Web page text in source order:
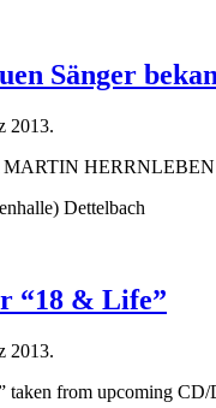
Sänger
2013.
HERRNLEBEN
Dettelbach
“18 & Life”
2013.
taken from upcoming